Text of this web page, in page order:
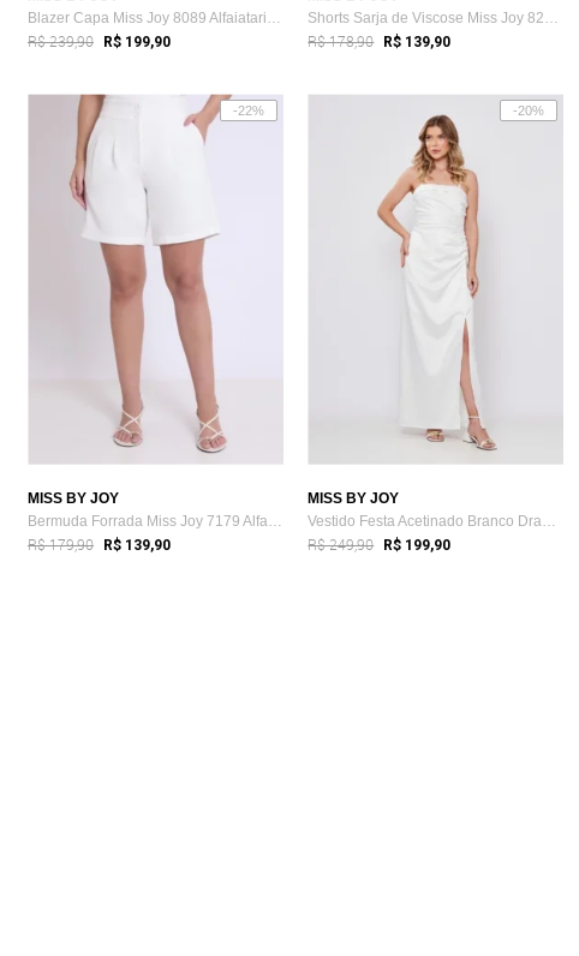
Blazer Capa Miss Joy 8089 Alfaiataria Forrado Off
R$ 239,90 R$ 199,90
Shorts Sarja de Viscose Miss Joy 8218 Ba...
R$ 178,90 R$ 139,90
-22%
MISS BY JOY
Bermuda Forrada Miss Joy 7179 Alfaiatari...
R$ 179,90 R$ 139,90
-20%
MISS BY JOY
Vestido Festa Acetinado Branco Drapeado ...
R$ 249,90 R$ 199,90